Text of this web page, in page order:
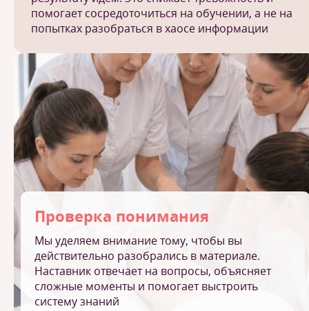
помогает сосредоточиться на обучении, а не на
попытках разобраться в хаосе информации
Проверка понимания
Мы уделяем внимание тому, чтобы вы
действительно разобрались в материале.
Наставник отвечает на вопросы, объясняет
сложные моменты и помогает выстроить
систему знаний